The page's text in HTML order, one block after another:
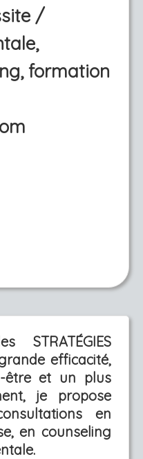
/
formation
STRATÉGIES
efficacité,
être et un plus
je propose
en
en counseling